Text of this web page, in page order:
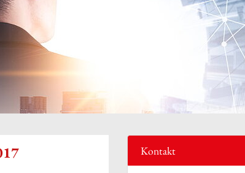
Kontakt